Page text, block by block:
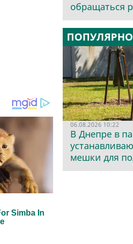
обращаться
06.08.2026 10:22
В Днепре в
мешки для